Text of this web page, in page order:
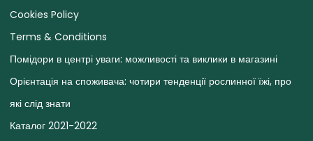
Cookies Policy
Terms & Conditions
Помідори в центрі уваги: ​​можливості та виклики в магазині
Орієнтація на споживача: чотири тенденції рослинної їжі, про
які слід знати
Каталог 2021-2022